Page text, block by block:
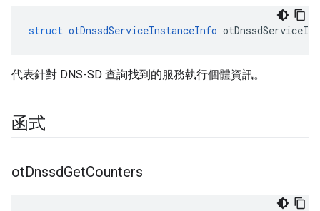
struct otDnssdServiceInstanceInfo
代表針對 DNS-SD 查詢找到的服務執行個體資訊。
函式
otDnssdGetCounters